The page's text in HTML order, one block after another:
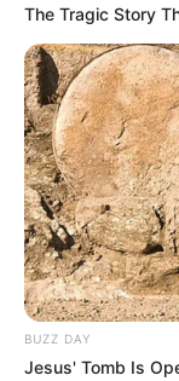
The Tragic Story
BUZZ DAY
Jesus' Tomb Is